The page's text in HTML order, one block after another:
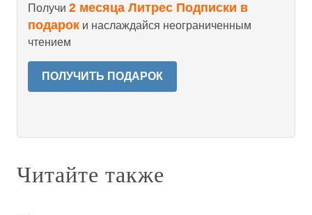
Получи 2 месяца Литрес Подписки в
подарок и наслаждайся неограниченным
чтением
ПОЛУЧИТЬ ПОДАРОК
Читайте также